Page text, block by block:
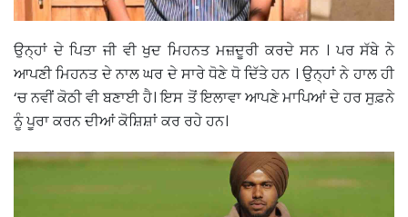
ਉਨ੍ਹਾਂ ਦੇ ਪਿਤਾ ਜੀ ਵੀ ਖੁਦ ਮਿਹਨਤ ਮਜ਼ਦੂਰੀ ਕਰਦੇ ਸਨ । ਪਰ ਸੱਬੇ ਨੇ
ਆਪਣੀ ਮਿਹਨਤ ਦੇ ਨਾਲ ਘਰ ਦੇ ਸਾਰੇ ਧੋਣੇ ਧੋ ਦਿੱਤੇ ਹਨ । ਉਨ੍ਹਾਂ ਨੇ ਹਾਲ ਹੀ
‘ਚ ਨਵੀਂ ਕੋਠੀ ਵੀ ਬਣਾਈ ਹੈ। ਇਸ ਤੋਂ ਇਲਾਵਾ ਆਪਣੇ ਮਾਪਿਆਂ ਦੇ ਹਰ ਸੁਫ਼ਨੇ
ਨੂੰ ਪੂਰਾ ਕਰਨ ਦੀਆਂ ਕੋਸ਼ਿਸ਼ਾਂ ਕਰ ਰਹੇ ਹਨ।